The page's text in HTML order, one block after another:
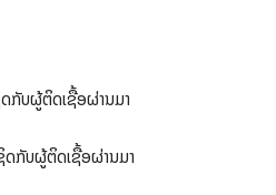
ກັບຜູ້ຕິດເຊື້ອຜ່ານມາ
ກັບຜູ້ຕິດເຊື້ອຜ່ານມາ